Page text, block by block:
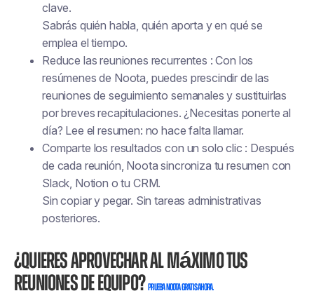
clave.
Sabrás quién habla, quién aporta y en qué se
emplea el tiempo.
Reduce las reuniones recurrentes : Con los
resúmenes de Noota, puedes prescindir de las
reuniones de seguimiento semanales y sustituirlas
por breves recapitulaciones. ¿Necesitas ponerte al
día? Lee el resumen: no hace falta llamar.
Comparte los resultados con un solo clic : Después
de cada reunión, Noota sincroniza tu resumen con
Slack, Notion o tu CRM.
Sin copiar y pegar. Sin tareas administrativas
posteriores.
¿Quieres aprovechar al máximo tus
reuniones de equipo?Prueba Noota gratis ahora.